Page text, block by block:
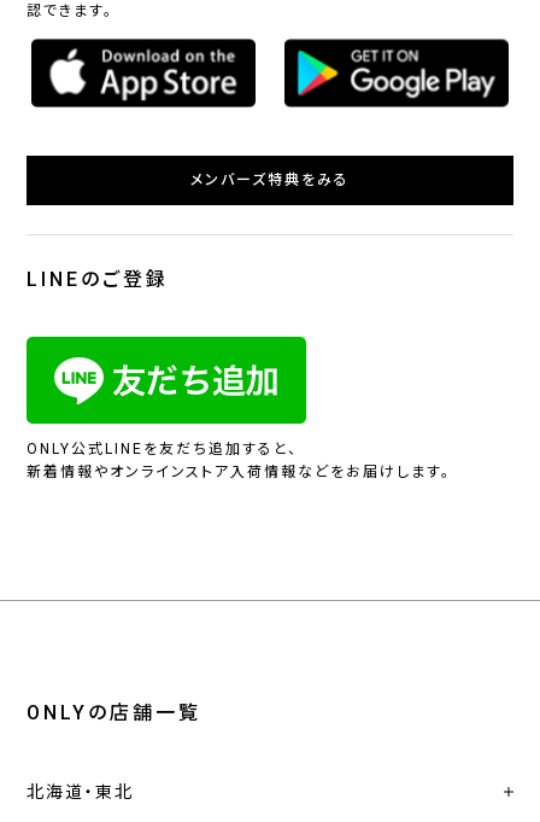
認できます。
メンバーズ特典をみる
LINEのご登録
ONLY公式LINEを友だち追加すると、
新着情報やオンラインストア入荷情報などをお届けします。
ONLYの店舗一覧
北海道・東北